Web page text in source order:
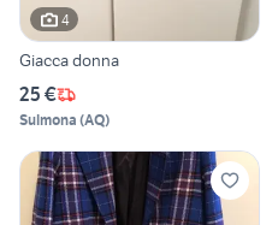
4
Giacca donna
25 €
Sulmona (AQ)